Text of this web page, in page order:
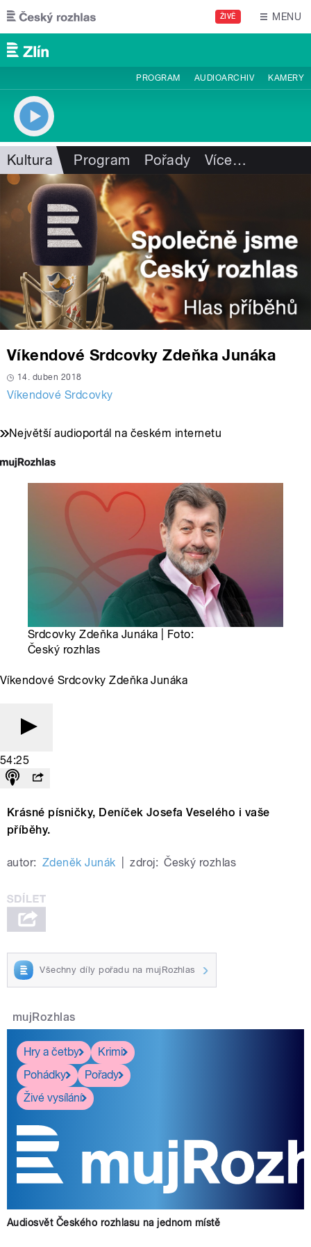
Přejít k hlavnímu obsahu
ŽIVĚ MENU
PROGRAM AUDIOARCHIV KAMERY
Kultura Program Pořady Více…
Víkendové Srdcovky Zdeňka Junáka
14. duben 2018
Víkendové Srdcovky
Největší audioportál na českém internetu
Srdcovky Zdeňka Junáka | Foto:
Český rozhlas
Víkendové Srdcovky Zdeňka Junáka
54:25
Krásné písničky, Deníček Josefa Veselého i vaše
příběhy.
autor: Zdeněk Junák zdroj: Český rozhlas
Všechny díly pořadu na mujRozhlas
mujRozhlas
Hry a četby
Krimi
Pohádky
Pořady
Živé vysílání
Audiosvět Českého rozhlasu na jednom místě